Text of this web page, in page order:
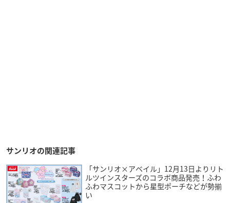
サンリオの関連記事
「サンリオ×アベイル」12月13日よりリト
ルツインスターズのコラボ商品発売！ふわ
ふわマスコットから星型ポーチなどが勢揃
い